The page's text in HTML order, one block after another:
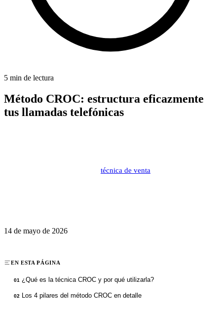
5 min de lectura
Método CROC: estructura eficazmente
tus llamadas telefónicas
técnica de venta
14 de mayo de 2026
EN ESTA PÁGINA
01 ¿Qué es la técnica CROC y por qué utilizarla?
02 Los 4 pilares del método CROC en detalle